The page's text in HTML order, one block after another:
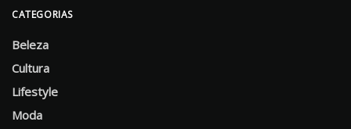
CATEGORIAS
Beleza
Cultura
Lifestyle
Moda